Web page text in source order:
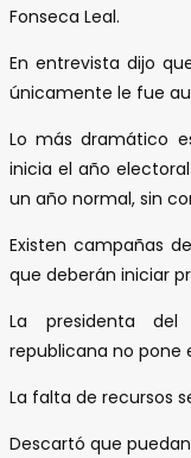
Fonseca Leal.
En entrevista dijo
únicamente le fue
Lo más dramático
inicia el año
un año normal, sin
Existen campañas
que deberán iniciar
La presidenta del
republicana no pone
La falta de recursos
Descartó que